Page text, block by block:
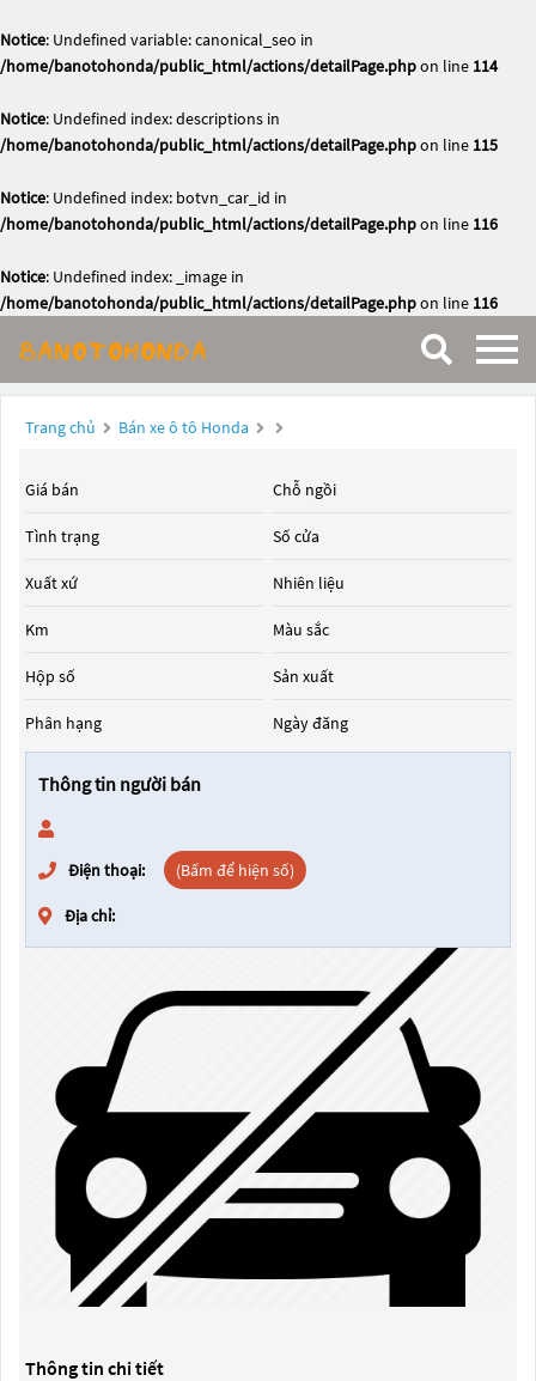
Notice: Undefined variable: canonical_seo in
/home/banotohonda/public_html/actions/detailPage.phpon line 114
Notice: Undefined index: descriptions in
/home/banotohonda/public_html/actions/detailPage.phpon line 115
Notice: Undefined index: botvn_car_id in
/home/banotohonda/public_html/actions/detailPage.phpon line 116
Notice: Undefined index: _image in
/home/banotohonda/public_html/actions/detailPage.phpon line 116
Trang chủ Bán xe ô tô Honda
Giá bán
Tình trạng
Xuất xứ
Km
Hộp số
Phân hạng
Chỗ ngồi
Số cửa
Nhiên liệu
Màu sắc
Sản xuất
Ngày đăng
Thông tin người bán
Điện thoại: (Bấm để hiện số)
Địa chỉ:
Thông tin chi tiết